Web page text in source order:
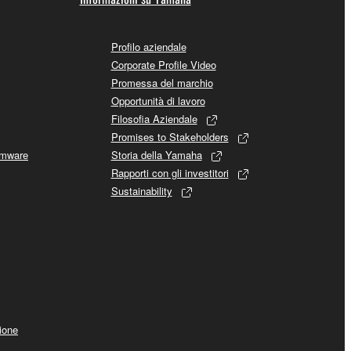
Profilo aziendale
Corporate Profile Video
Promessa del marchio
Opportunità di lavoro
Filosofia Aziendale
Promises to Stakeholders
Storia della Yamaha
Rapporti con gli investitori
Sustainability